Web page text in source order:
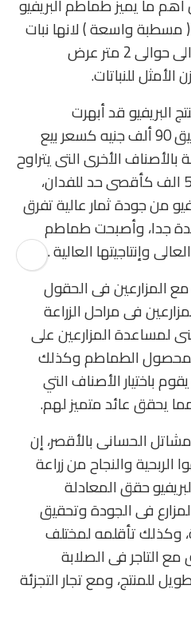
أهم ما يميز طماطم البريفيو
واسعة ) لانها نبات
مثمر بكثافة عالية وتحتاج الى حوالى 2 متر عرض
للنباتات.
البريفيو قد أبهرت
خصوصا مع تحقيق 90 ألف جنيه كسعر بيع
بالأصناف الأخرى التى يتراوح
سعر بيعها كلاله 30 إلى 50 الف كأقصى حد للفدان،
من جودة ثمار عالية تفرق
جدا، وأصبحت طماطم
وإنتاجيتها العالية .
المزارعين فى الحقول
فى مراحل الزراعة
لمساعدة المزارعين على
بمحصول الطماطم وكذلك
باختيار الأصناف التي
يحقق عائد متميز لهم.
الحسانى بالأقصر، إن
الربحية والنجاح من زراعة
حقق المعادلة
فى الجودة وتحقيق
وكذلك تأقلمه لمختلف
التاجر فى الصلابة
للمنتج، ومع تجار التجزئة